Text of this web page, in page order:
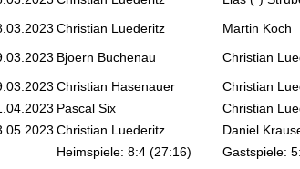
Christian Luederitz Martin Koch
Bjoern Buchenau Christian
Christian Hasenauer Christian
Pascal Six Christian
Christian Luederitz Daniel
Heimspiele: 8:4 (27:16)
Gastspiele: